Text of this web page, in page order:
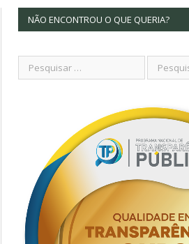
NÃO ENCONTROU O QUE QUERIA?